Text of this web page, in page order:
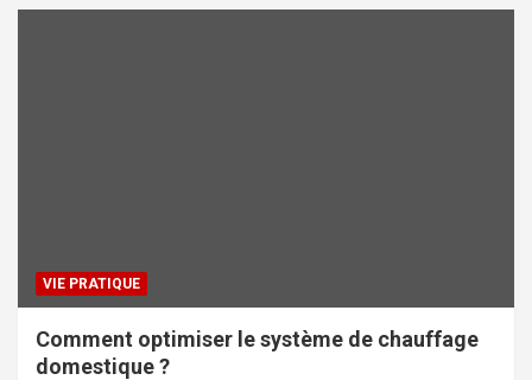
VIE PRATIQUE
Comment optimiser le système de chauffage
domestique ?